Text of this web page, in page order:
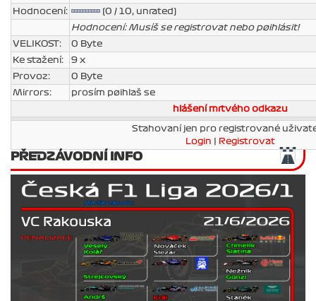
Hodnocení:
(0 / 10, unrated)
Hodnocení: Musíš se registrovat nebo pøihlásit!
VELIKOST:
0 Byte
Ke stažení:
9 x
Provoz:
0 Byte
Mirrors:
prosím pøihlaš se
hlášení mrtvého odkazu
Stahovaní jen pro registrované
Login
Registrovat
PŘEDZÁVODNÍ INFO